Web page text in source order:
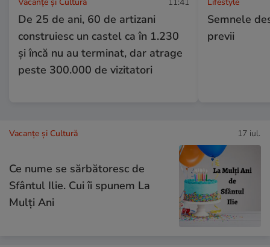
De 25 de ani, 60 de artizani
construiesc un castel ca în 1.230
și încă nu au terminat, dar atrage
peste 300.000 de vizitatori
Semnele
previi
Vacanțe și Cultură 17 iul.
Ce nume se sărbătoresc de
Sfântul Ilie. Cui îi spunem La
Mulți Ani